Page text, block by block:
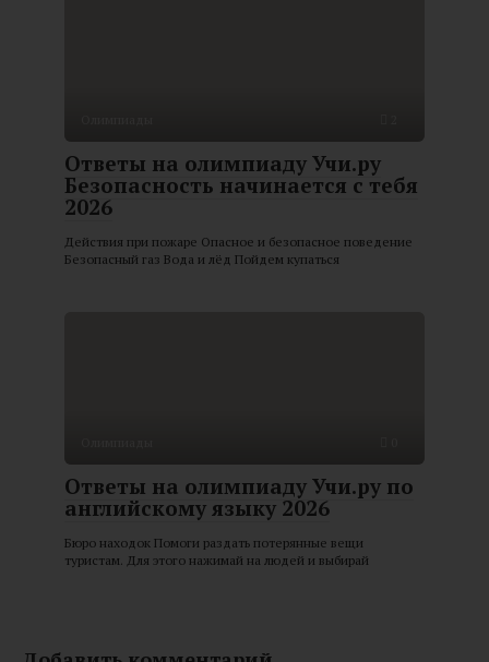
Ответы на олимпиаду Учи.ру
Безопасность начинается с тебя
2026
Действия при пожаре Опасное и безопасное поведение
Безопасный газ Вода и лёд Пойдем купаться
Ответы на олимпиаду Учи.ру по
английскому языку 2026
Бюро находок Помоги раздать потерянные вещи
туристам. Для этого нажимай на людей и выбирай